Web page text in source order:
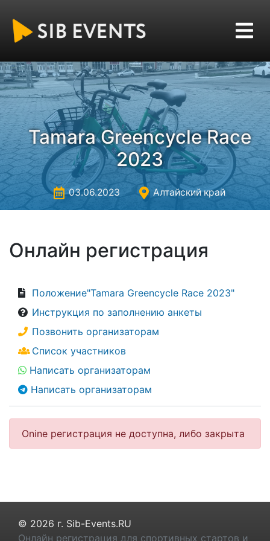
Tamara Greencycle Race
2023
03.06.2023 Алтайский край
Онлайн регистрация
Положение"Tamara Greencycle Race 2023"
Инструкция по заполнению анкеты
Позвонить организаторам
Список участников
Написать организаторам
Написать организаторам
Onine регистрация не доступна, либо закрыта
© 2026 г. Sib-Events.RU
Онлайн регистрация для спортивных стартов и